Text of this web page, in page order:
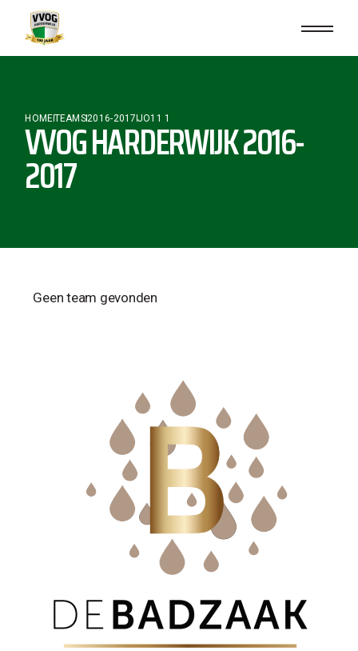
HOMETEAMS2016-2017 JO11 1
VVOG HARDERWIJK 2016-
2017
Geen team gevonden